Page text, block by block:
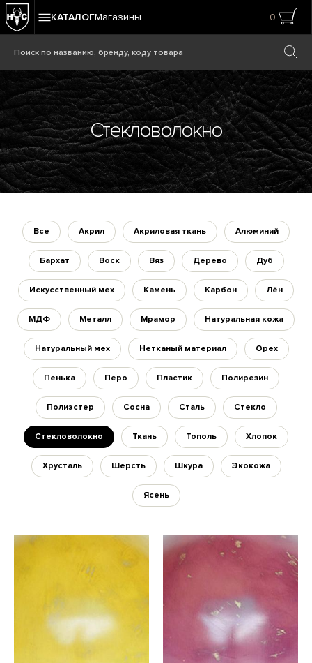
КАТАЛОГМагазины 0
Стекловолокно
Все Акрил Акриловая ткань Алюминий
Бархат Воск Вяз Дерево Дуб
Искусственный мех Камень Карбон Лён
МДФ Металл Мрамор Натуральная кожа
Натуральный мех Нетканый материал Орех
Пенька Перо Пластик Полирезин
Полиэстер Сосна Сталь Стекло
Стекловолокно Ткань Тополь Хлопок
Хрусталь Шерсть Шкура Экокожа
Ясень